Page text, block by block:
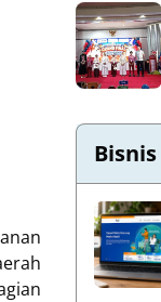
Bisnis